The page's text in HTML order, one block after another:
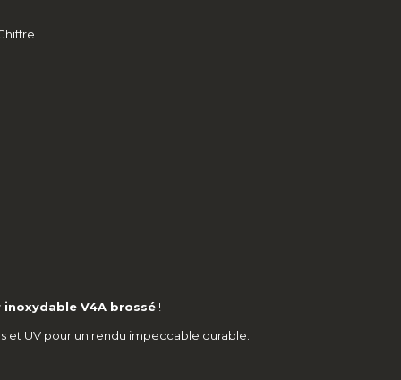
inoxydable V4A brossé!
et UV pour un rendu impeccable durable.